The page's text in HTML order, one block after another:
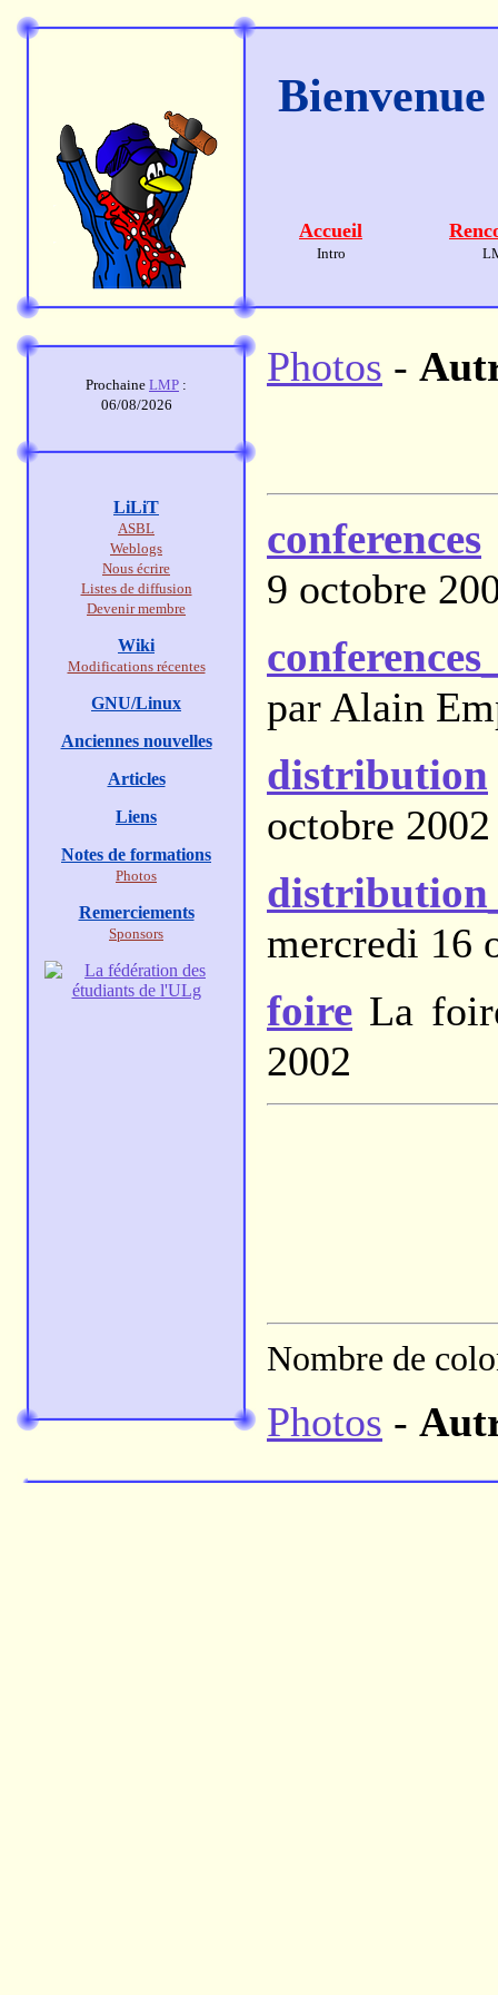
Accueil
Intro
Photos -
conferences
9 octobre
par Alain
distribution
octobre 2002
mercredi 16
foire La
2002
Nombre de
Photos -
Prochaine LMP :
06/08/2026
LiLiT
ASBL
Weblogs
Nous écrire
Listes de diffusion
Devenir membre
Wiki
Modifications récentes
GNU/Linux
Anciennes nouvelles
Articles
Liens
Notes de formations
Photos
Remerciements
Sponsors